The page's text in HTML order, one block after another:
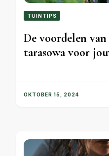
TUINTIPS
De voordelen
tarasowa voor
OKTOBER 15, 2024